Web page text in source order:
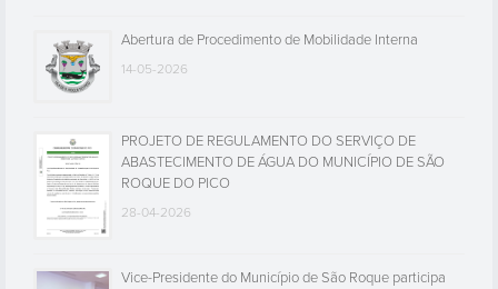
Abertura de Procedimento de Mobilidade Interna
14-05-2026
PROJETO DE REGULAMENTO DO SERVIÇO DE
ABASTECIMENTO DE ÁGUA DO MUNICÍPIO DE SÃO
ROQUE DO PICO
28-04-2026
Vice-Presidente do Município de São Roque participa